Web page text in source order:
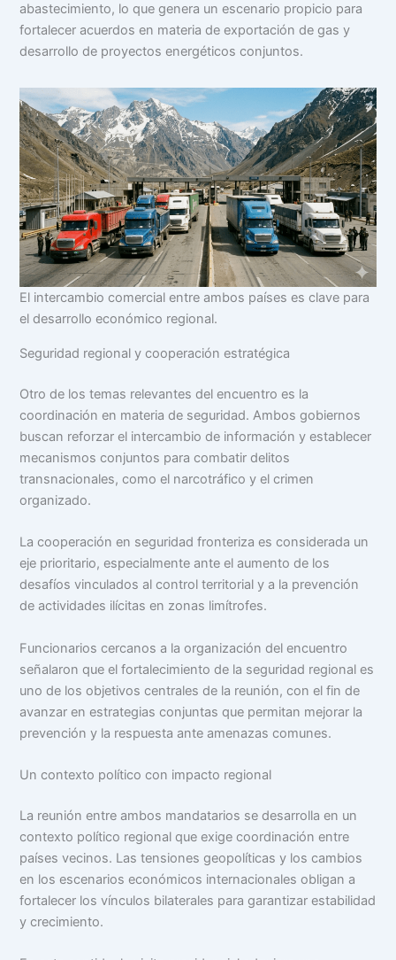
abastecimiento, lo que genera un escenario propicio para
fortalecer acuerdos en materia de exportación de gas y
desarrollo de proyectos energéticos conjuntos.
El intercambio comercial entre ambos países es clave para
el desarrollo económico regional.
Seguridad regional y cooperación estratégica
Otro de los temas relevantes del encuentro es la
coordinación en materia de seguridad. Ambos gobiernos
buscan reforzar el intercambio de información y establecer
mecanismos conjuntos para combatir delitos
transnacionales, como el narcotráfico y el crimen
organizado.
La cooperación en seguridad fronteriza es considerada un
eje prioritario, especialmente ante el aumento de los
desafíos vinculados al control territorial y a la prevención
de actividades ilícitas en zonas limítrofes.
Funcionarios cercanos a la organización del encuentro
señalaron que el fortalecimiento de la seguridad regional es
uno de los objetivos centrales de la reunión, con el fin de
avanzar en estrategias conjuntas que permitan mejorar la
prevención y la respuesta ante amenazas comunes.
Un contexto político con impacto regional
La reunión entre ambos mandatarios se desarrolla en un
contexto político regional que exige coordinación entre
países vecinos. Las tensiones geopolíticas y los cambios
en los escenarios económicos internacionales obligan a
fortalecer los vínculos bilaterales para garantizar estabilidad
y crecimiento.